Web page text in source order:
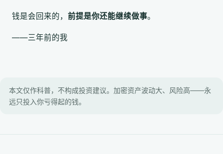
钱是会回来的， 前提是你还能继续做事。
——三年前的我
本文仅作科普，不构成投资建议。加密资产波动大、风险高——永
远只投入你亏得起的钱。